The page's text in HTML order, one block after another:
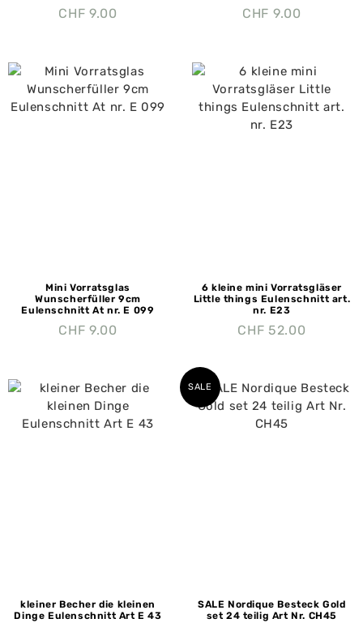
CHF 9.00 CHF 9.00
Mini Vorratsglas
Wunscherfüller 9cm
Eulenschnitt At nr. E 099
CHF 9.00
6 kleine mini Vorratsgläser
Little things Eulenschnitt art.
nr. E23
CHF 52.00
kleiner Becher die kleinen
Dinge Eulenschnitt Art E 43
SALE
SALE Nordique Besteck Gold
set 24 teilig Art Nr. CH45